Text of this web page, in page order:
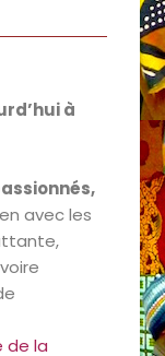
à
avec les
de la